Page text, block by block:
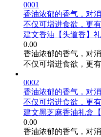
0001
香油浓郁的香气，对
不仅可增进食欲，更
建文香油【头道香】
0.00
香油浓郁的香气，对
不仅可增进食欲，更
0002
香油浓郁的香气，对
不仅可增进食欲，更
建文黑芝麻香油礼盒【
0.00
香油浓郁的香气，对